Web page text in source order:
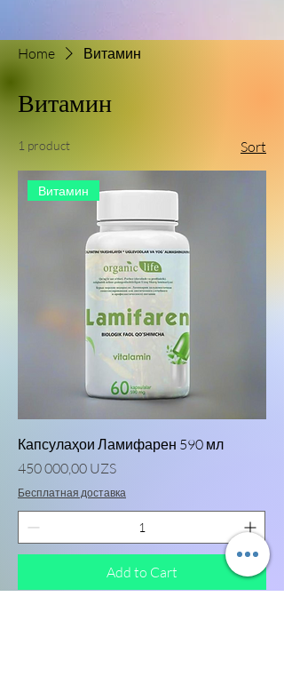
Home Витамин
Витамин
1 product Sort
Витамин
Капсулаҳои Ламифарен 590 мл
Price
450 000,00 UZS
Бесплатная доставка
Add to Cart